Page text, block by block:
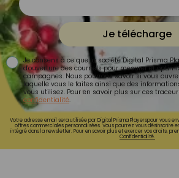
Je télécharge
Je consens à ce que la société Digital Prisma
d'ouverture des courriels pour mesurer et
campagnes. Nous pourrons savoir si vous
laquelle vous le faites ainsi que des
vous utilisez. Pour en savoir plus sur ces
confidentialité.
Votre adresse email sera utilisée par Digital Prisma Playerspour vous
offres commerciales personnalisées. Vous pourrez vous désinscrire
intégré dans la newsletter. Pour en savoir plus et exercer vos droits,
Confidentialité.